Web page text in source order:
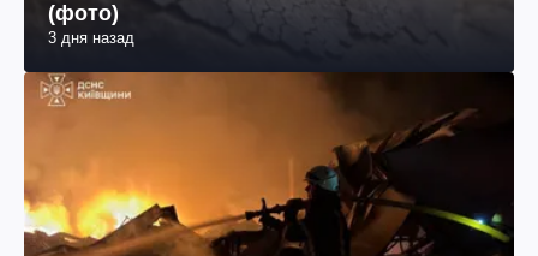
(фото)
3 дня назад